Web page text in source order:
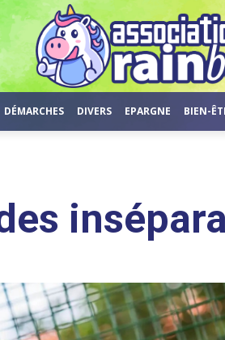
DÉMARCHES DIVERS EPARGNE BIEN-